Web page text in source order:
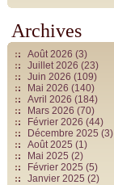
Archives
Août 2026 (3)
Juillet 2026 (23)
Juin 2026 (109)
Mai 2026 (140)
Avril 2026 (184)
Mars 2026 (70)
Février 2026 (44)
Décembre 2025 (3)
Août 2025 (1)
Mai 2025 (2)
Février 2025 (5)
Janvier 2025 (2)